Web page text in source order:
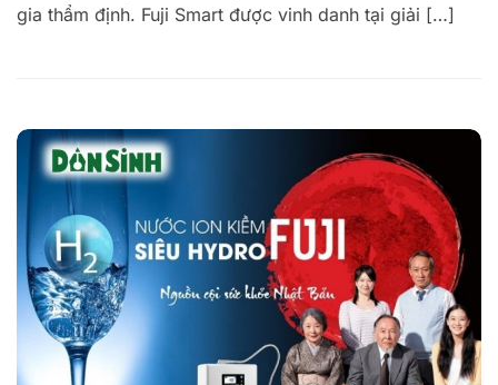
gia thẩm định. Fuji Smart được vinh danh tại giải […]